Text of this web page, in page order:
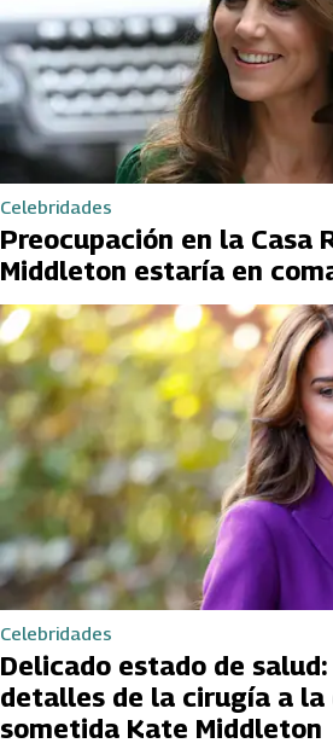
Celebridades
Preocupación en la Casa
Middleton estaría en
Celebridades
Delicado estado de
detalles de la cirugía a la
sometida Kate Middleton